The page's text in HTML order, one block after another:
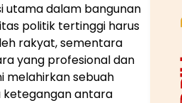
utama dalam bangunan
politik tertinggi harus
rakyat, sementara
yang profesional dan
melahirkan sebuah
ketegangan antara